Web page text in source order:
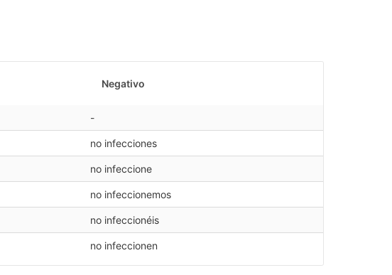
Negativo
-
no infecciones
no infeccione
no infeccionemos
no infeccionéis
no infeccionen